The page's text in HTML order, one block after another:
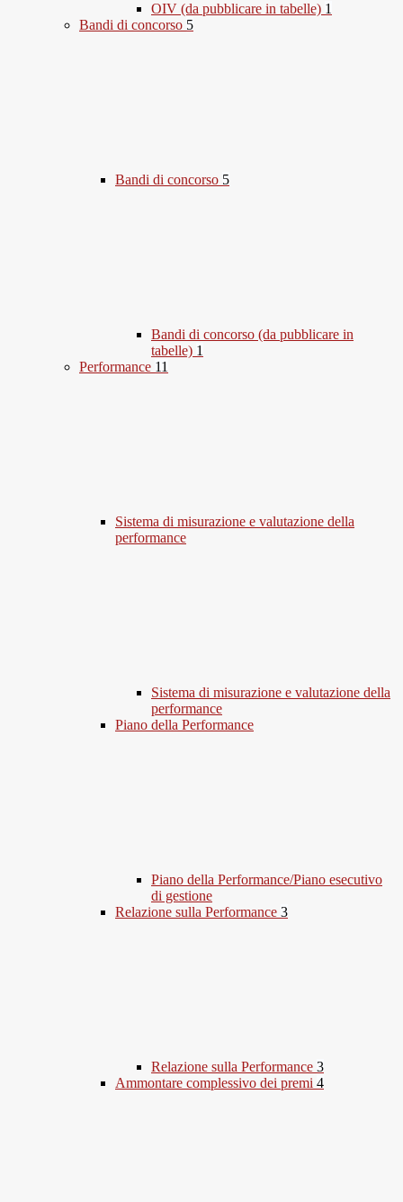
OIV (da pubblicare in tabelle) 1
Bandi di concorso 5
Bandi di concorso 5
Bandi di concorso (da pubblicare in
tabelle) 1
Performance 11
Sistema di misurazione e valutazione della
performance
Sistema di misurazione e valutazione della
performance
Piano della Performance
Piano della Performance/Piano esecutivo
di gestione
Relazione sulla Performance 3
Relazione sulla Performance 3
Ammontare complessivo dei premi 4